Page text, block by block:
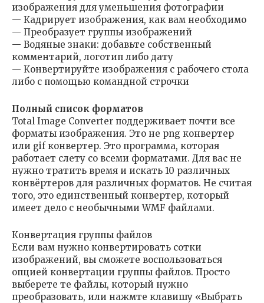
изображения для уменьшения фотографии
— Кадрирует изображения, как вам необходимо
— Преобразует группы изображений
— Водяные знаки: добавьте собственный
комментарий, логотип либо дату
— Конвертируйте изображения с рабочего стола
либо с помощью командной строчки
Полный список форматов
Total Image Converter поддерживает почти все
форматы изображения. Это не png конвертер
или gif конвертер. Это программа, которая
работает слету со всеми форматами. Для вас не
нужно тратить время и искать 10 различных
конвёртеров для различных форматов. Не считая
того, это единственный конвертер, который
имеет дело с необычными WMF файлами.
Конвертация группы файлов
Если вам нужно конвертировать сотки
изображений, вы сможете воспользоваться
опцией конвертации группы файлов. Просто
выберете те файлы, который нужно
преобразовать, или нажмте клавишу «Выбрать